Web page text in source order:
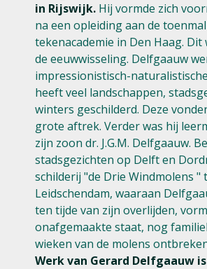
in Rijswijk. Hij vormde zich
na een opleiding aan de
tekenacademie in Den Haag. Dit
de eeuwwisseling. Delfgaauw
impressionistisch-
heeft veel landschappen,
winters geschilderd. Deze
grote aftrek. Verder was hij
zijn zoon dr. J.G.M. Delfgaauw.
stadsgezichten op Delft en
schilderij "de Drie Windmolens "
Leidschendam, waaraan
ten tijde van zijn overlijden,
onafgemaakte staat, nog
wieken van de molens
Werk van Gerard Delfgaauw